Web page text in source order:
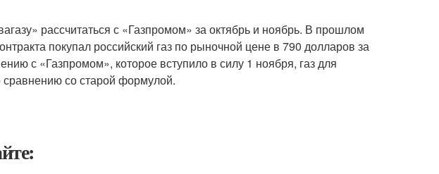
рассчитаться с «Газпромом» за октябрь и ноябрь. В прошлом
покупал российский газ по рыночной цене в 790 долларов за
с «Газпромом», которое вступило в силу 1 ноября, газ для
со старой формулой.